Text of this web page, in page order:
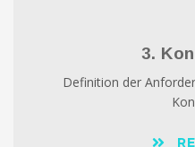
3.
Definition der